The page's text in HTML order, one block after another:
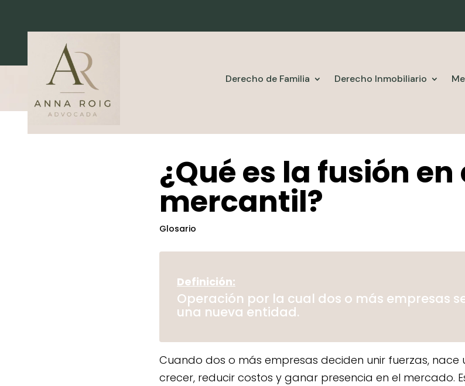
Derecho de Familia Derecho Inmobiliario
¿Qué es la fusión
mercantil?
Glosario
Definición:
Operación por la cual dos o más empresas
una nueva entidad.
Cuando dos o más empresas deciden unir fuerzas,
crecer, reducir costos y ganar presencia en el mercado.